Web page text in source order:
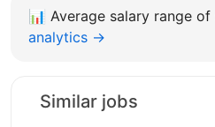
📊 Average salary range
analytics →
Similar jobs